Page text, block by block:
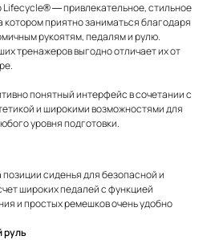
— привлекательное, стильное
приятно заниматься благодаря
рукоятям, педалям и рулю.
тренажеров выгодно отличает их от
понятный интерфейс в сочетании с
и широкими возможностями для
уровня подготовки.
сиденья для безопасной и
широких педалей с функцией
и простых ремешков очень удобно
руль